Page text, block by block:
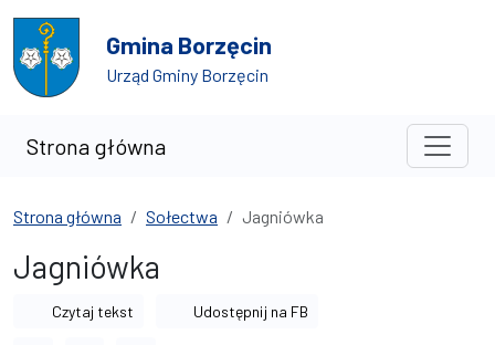
Przejdź do treści
Przejdź do wyszukiwarki
Gmina Borzęcin
Urząd Gminy Borzęcin
Strona główna
Strona główna Sołectwa Jagniówka
Jagniówka
Czytaj tekst Udostępnij na FB